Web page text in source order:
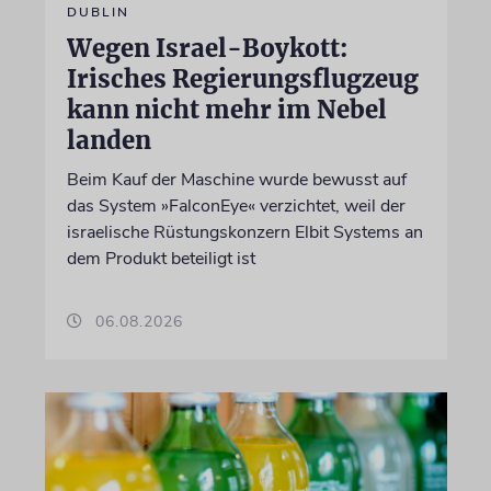
DUBLIN
Wegen Israel-Boykott:
Irisches Regierungsflugzeug
kann nicht mehr im Nebel
landen
Beim Kauf der Maschine wurde bewusst auf
das System »FalconEye« verzichtet, weil der
israelische Rüstungskonzern Elbit Systems an
dem Produkt beteiligt ist
06.08.2026